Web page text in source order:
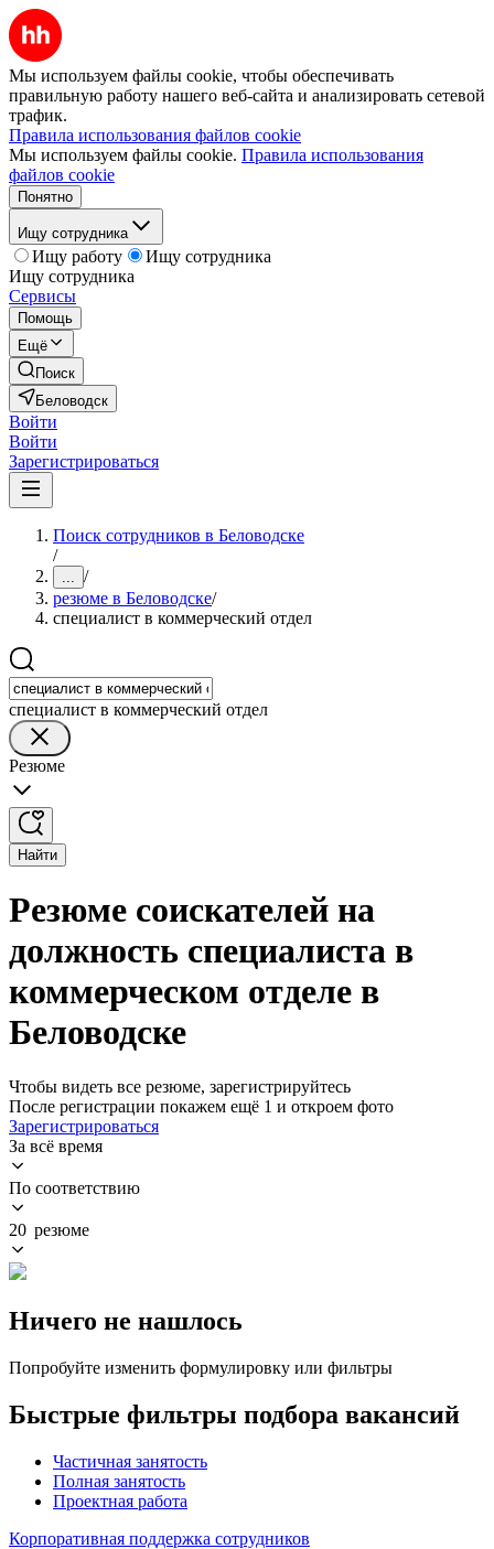
Мы используем файлы cookie, чтобы обеспечивать
правильную работу нашего веб-сайта и анализировать сетевой
трафик.
Правила использования файлов cookie
Мы используем файлы cookie. Правила использования
файлов cookie
Понятно
Ищу сотрудника
Ищу работу
Ищу сотрудника
Ищу сотрудника
Сервисы
Помощь
Ещё
Поиск
Беловодск
Войти
Войти
Зарегистрироваться
Поиск сотрудников в Беловодске
/
... /
резюме в Беловодске/
специалист в коммерческий отдел
специалист в коммерческий отдел
Резюме
Найти
Резюме соискателей на
должность специалиста в
коммерческом отделе в
Беловодске
Чтобы видеть все резюме, зарегистрируйтесь
После регистрации покажем ещё 1 и откроем фото
Зарегистрироваться
За всё время
По соответствию
20 резюме
Ничего не нашлось
Попробуйте изменить формулировку или фильтры
Быстрые фильтры подбора вакансий
Частичная занятость
Полная занятость
Проектная работа
Корпоративная поддержка сотрудников